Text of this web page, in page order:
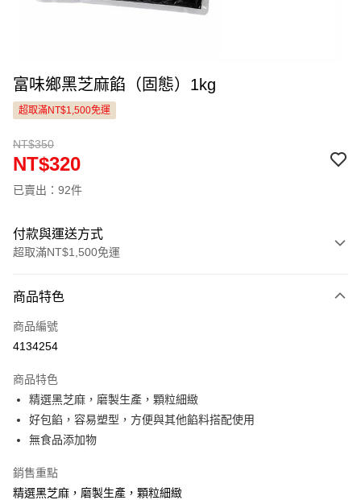
富味鄉黑芝麻餡（固態）1kg
超取滿NT$1,500免運
NT$350
NT$320
已賣出：92件
付款與運送方式
超取滿NT$1,500免運
信用卡一次付款
LINE Pay
悠遊付
Google Pay
ATM付款
商品特色
商品編號
4134254
商品特色
精選黑芝麻，磨製生產，顆粒細緻
好包餡，容易塑型，方便與其他餡料搭配使用
無食品添加物
銷售重點
精選黑芝麻，磨製生產，顆粒細緻